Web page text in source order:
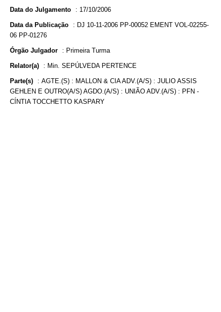
Data do Julgamento : 17/10/2006
Data da Publicação : DJ 10-11-2006 PP-00052 EMENT VOL-02255-
06 PP-01276
Órgão Julgador : Primeira Turma
Relator(a) : Min. SEPÚLVEDA PERTENCE
Parte(s) : AGTE.(S) : MALLON & CIA ADV.(A/S) : JULIO ASSIS
GEHLEN E OUTRO(A/S) AGDO.(A/S) : UNIÃO ADV.(A/S) : PFN -
CÍNTIA TOCCHETTO KASPARY